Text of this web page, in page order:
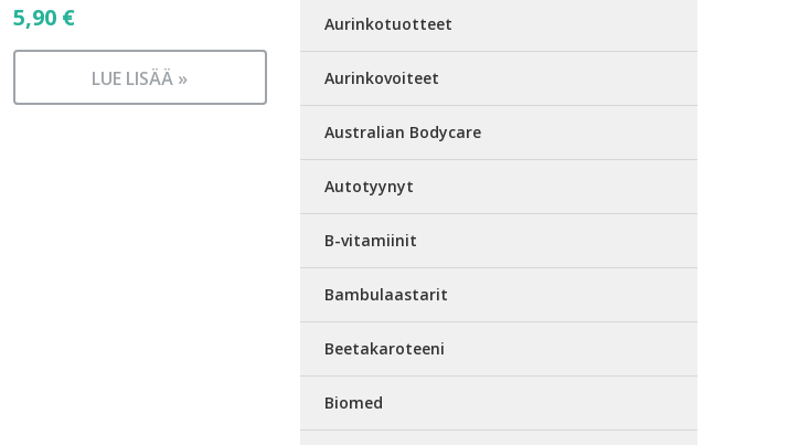
5,90 €
LUE LISÄÄ »
Aurinkotuotteet
Aurinkovoiteet
Australian Bodycare
Autotyynyt
B-vitamiinit
Bambulaastarit
Beetakaroteeni
Biomed